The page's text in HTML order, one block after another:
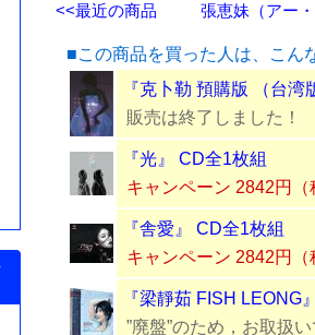
<<最近の商品 張恵妹（アー
■この商品を買った人は、こん
『克卜勒 預購版 （台
販売は終了しました！
『光』 CD全1枚組
キャンペーン 2842円（
『舎愛』 CD全1枚組
キャンペーン 2842円（
『梁靜茹 FISH LEONG
”廃盤”のため，お取扱